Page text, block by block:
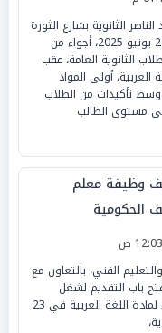
الثانوية بشارع الثورة
– الدقي، صباح اليوم الأحد 22 يونيو 2025، أجواء من
الثانوية العامة، عقب
أولى المواد
وسط تأكيدات من الطلاب
مستوى الطالب
التقديم لـ25 ألف وظيفة معلم
الحكومية
الفني، بالتعاون مع
باب التقديم لشغل
25,217 وظيفة معلم مساعد لمادة اللغة العربية في 23